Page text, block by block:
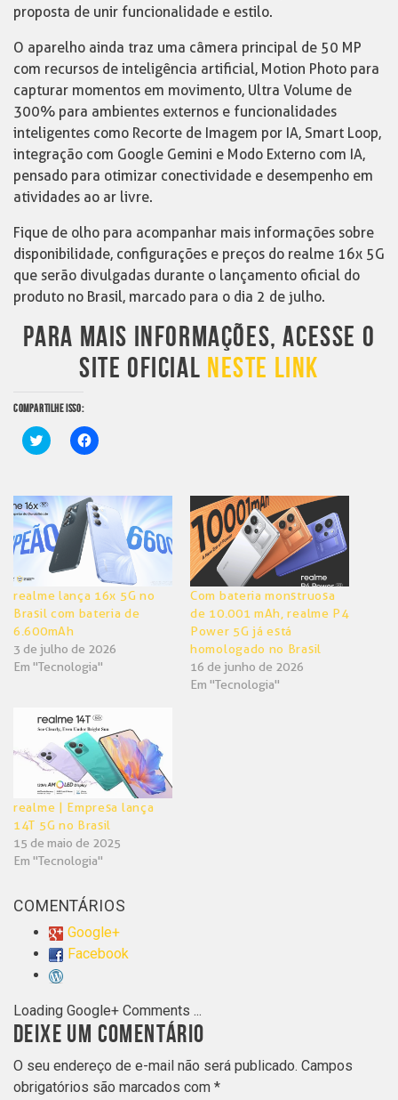
proposta de unir funcionalidade e estilo.
O aparelho ainda traz uma câmera principal de 50 MP
com recursos de inteligência artificial, Motion Photo para
capturar momentos em movimento, Ultra Volume de
300% para ambientes externos e funcionalidades
inteligentes como Recorte de Imagem por IA, Smart Loop,
integração com Google Gemini e Modo Externo com IA,
pensado para otimizar conectividade e desempenho em
atividades ao ar livre.
Fique de olho para acompanhar mais informações sobre
disponibilidade, configurações e preços do realme 16x 5G
que serão divulgadas durante o lançamento oficial do
produto no Brasil, marcado para o dia 2 de julho.
PARA MAIS INFORMAÇÕES, ACESSE O
SITE OFICIAL NESTE LINK
COMPARTILHE ISSO:
Clique
para
em
nova
janela)
Clique
para
em
nova
janela)
realme lança 16x 5G no
Brasil com bateria de
6.600mAh
3 de julho de 2026
Em "Tecnologia"
Com bateria monstruosa
de 10.001 mAh, realme P4
Power 5G já está
homologado no Brasil
16 de junho de 2026
Em "Tecnologia"
realme | Empresa lança
14T 5G no Brasil
15 de maio de 2025
Em "Tecnologia"
COMENTÁRIOS
Google+
Facebook
Loading Google+ Comments ...
DEIXE UM COMENTÁRIO
O seu endereço de e-mail não será publicado. Campos
obrigatórios são marcados com *